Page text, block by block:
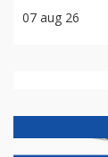
07 aug 26